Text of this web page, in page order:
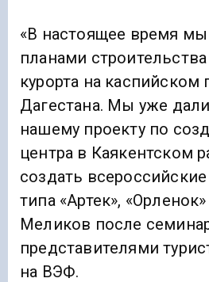
«В настоящее время
планами
курорта на каспийском
Дагестана. Мы уже
нашему проекту по
центра в Каякентском
создать
типа «Артек»,
Меликов после
представителями
на ВЭФ.